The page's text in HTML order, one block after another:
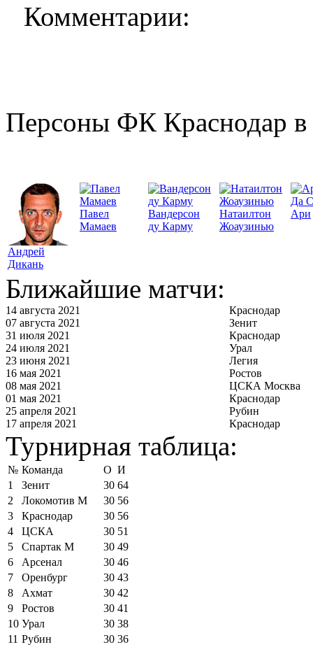
Комментарии:
Персоны ФК Краснодар в
Андрей
Дикань
Павел
Мамаев
Вандерсон
ду Карму
Натаилтон
Жоаузинью
Да
Ари
Ближайшие матчи:
14 августа 2021
Краснодар
07 августа 2021
Зенит
31 июля 2021
Краснодар
24 июля 2021
Урал
23 июня 2021
Легия
16 мая 2021
Ростов
08 мая 2021
ЦСКА Москва
01 мая 2021
Краснодар
25 апреля 2021
Рубин
17 апреля 2021
Краснодар
Турнирная таблица:
№ Команда О И
1
Зенит 30 64
2
Локомотив М 30 56
3
Краснодар 30 56
4
ЦСКА 30 51
5
Спартак М 30 49
6
Арсенал 30 46
7
Оренбург 30 43
8
Ахмат 30 42
9
Ростов 30 41
10 Урал 30 38
11 Рубин 30 36